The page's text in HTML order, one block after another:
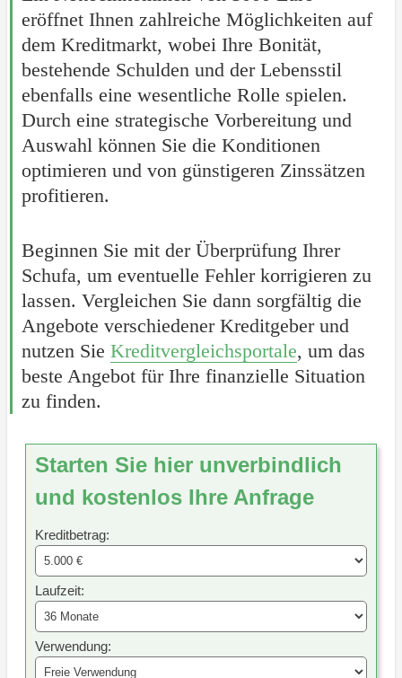
eröffnet Ihnen zahlreiche Möglichkeiten auf
dem Kreditmarkt, wobei Ihre Bonität,
bestehende Schulden und der Lebensstil
ebenfalls eine wesentliche Rolle spielen.
Durch eine strategische Vorbereitung und
Auswahl können Sie die Konditionen
optimieren und von günstigeren Zinssätzen
profitieren.
Beginnen Sie mit der Überprüfung Ihrer
Schufa, um eventuelle Fehler korrigieren zu
lassen. Vergleichen Sie dann sorgfältig die
Angebote verschiedener Kreditgeber und
nutzen Sie Kreditvergleichsportale, um das
beste Angebot für Ihre finanzielle Situation
zu finden.
Starten Sie hier unverbindlich
und kostenlos Ihre Anfrage
Kreditbetrag:
Laufzeit:
Verwendung: